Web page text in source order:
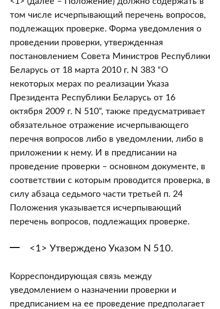
том числе исчерпывающий перечень вопросов,
подлежащих проверке. Форма уведомления о
проведении проверки, утвержденная
постановлением Совета Министров Республики
Беларусь от 18 марта 2010 г. N 383 “О
некоторых мерах по реализации Указа
Президента Республики Беларусь от 16
октября 2009 г. N 510”, также предусматривает
обязательное отражение исчерпывающего
перечня вопросов либо в уведомлении, либо в
приложении к нему. И в предписании на
проведение проверки – основном документе, в
соответствии с которым проводится проверка, в
силу абзаца седьмого части третьей п. 24
Положения указывается исчерпывающий
перечень вопросов, подлежащих проверке.
<1> Утверждено Указом N 510.
Корреспондирующая связь между
уведомлением о назначении проверки и
предписанием на ее проведение предполагает